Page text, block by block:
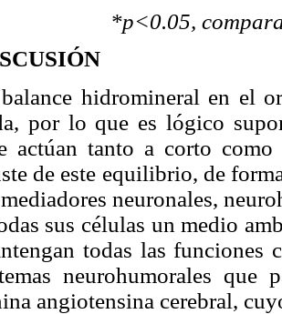
comparado
hidromineral en el
por lo que es lógico
actúan tanto a corto
de este equilibrio, de
neuronales,
sus células un medio
todas las funciones
neurohumorales
angiotensina cerebral,